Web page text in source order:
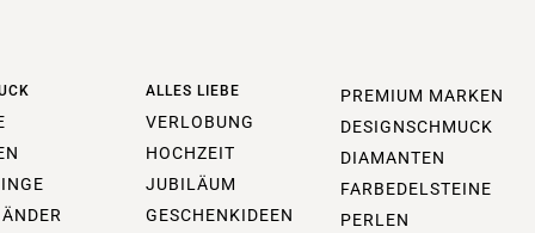
ALLES LIEBE
VERLOBUNG
HOCHZEIT
JUBILÄUM
GESCHENKIDEEN
PREMIUM MARKEN
DESIGNSCHMUCK
DIAMANTEN
FARBEDELSTEINE
PERLEN